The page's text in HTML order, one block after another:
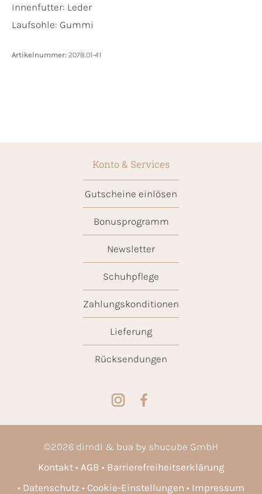
Innenfutter: Leder
Laufsohle: Gummi
Artikelnummer: 2078.01-41
Konto & Services
Gutscheine einlösen
Bonusprogramm
Newsletter
Schuhpflege
Zahlungskonditionen
Lieferung
Rücksendungen
©2026 dirndl & bua by shucube GmbH
Kontakt
AGB
Barrierefreiheitserklärung
Datenschutz
Cookie-Einstellungen Impressum